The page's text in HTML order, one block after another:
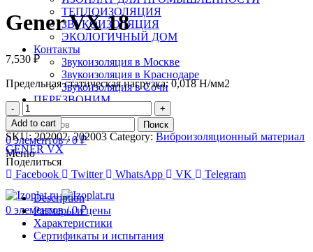
ТЕПЛОИЗОЛЯЦИЯ
ЗВУКОИЗОЛЯЦИЯ
ЭКОЛОГИЧНЫЙ ДОМ
Контакты
Звукоизоляция в Москве
Звукоизоляция в Краснодаре
Звукоизоляция в Сочи
ПЕРЕЗВОНИМ
Поиск
0элементов / 0₽
Меню
0 элементов / 0₽
Gener VX 18
7,530 ₽
Предельная статическая нагрузка: 0,018 Н/мм2
Quantity
Add to cart
SKU:202002, 202003 Category: Виброизоляционный материал
GENER VX
Поделиться
Facebook
Twitter WhatsApp VK
Telegram
Description
Размеры и цены
Характеристики
Сертификаты и испытания